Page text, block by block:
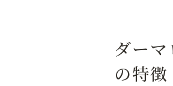
ダー
の特徴